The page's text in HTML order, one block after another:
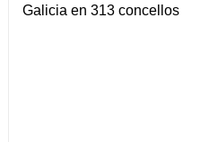
Galicia en 313 concellos